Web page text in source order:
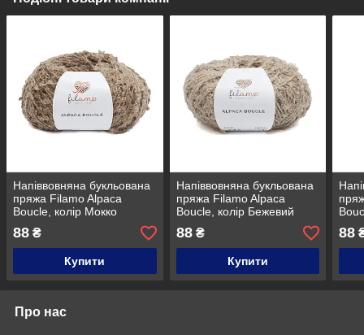
Напіввовняна букльована
пряжа Filamo Alpaca
Boucle, колір Мокко
88 ₴
Купити
Напіввовняна букльована
пряжа Filamo Alpaca
Boucle, колір Бежевий
88₴
Купити
88
Про нас